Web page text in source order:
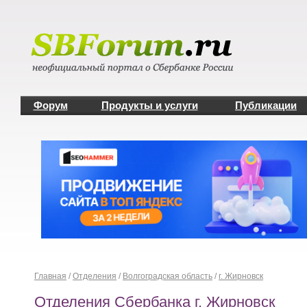
Форум Продукты и услуги Публикации
Главная / Отделения / Волгоградская область / г. Жирновск
Отделения Сбербанка г. Жирновск